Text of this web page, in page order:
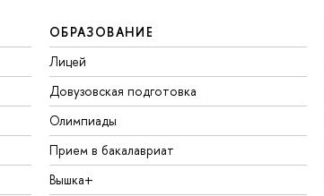
ОБРАЗОВАНИЕ
Лицей
Довузовская подготовка
Олимпиады
Прием в бакалавриат
Вышка+